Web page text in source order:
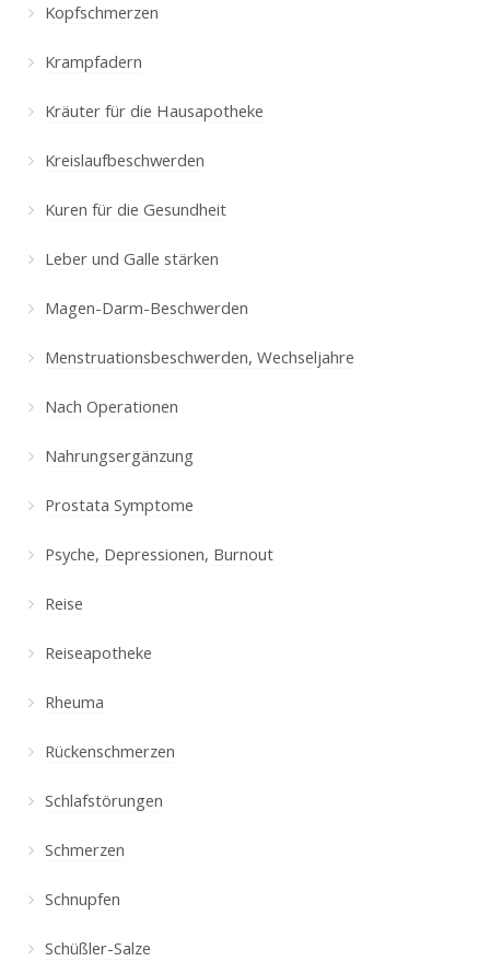
Kopfschmerzen
Krampfadern
Kräuter für die Hausapotheke
Kreislaufbeschwerden
Kuren für die Gesundheit
Leber und Galle stärken
Magen-Darm-Beschwerden
Menstruationsbeschwerden, Wechseljahre
Nach Operationen
Nahrungsergänzung
Prostata Symptome
Psyche, Depressionen, Burnout
Reise
Reiseapotheke
Rheuma
Rückenschmerzen
Schlafstörungen
Schmerzen
Schnupfen
Schüßler-Salze